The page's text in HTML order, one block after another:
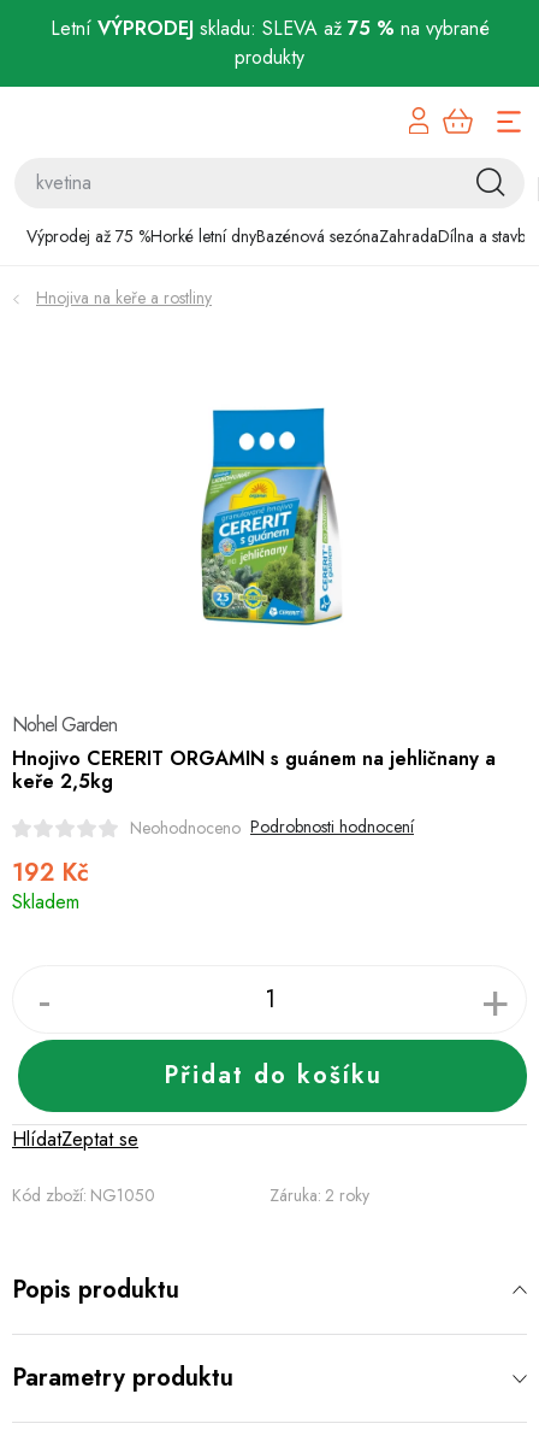
Letní VÝPRODEJskladu: SLEVA až 75 % na vybrané
produkty
Výprodej až 75 %Horké letní dnyBazénová sezónaZahradaDílna a stavba
Bazénová sezóna
Zahrada
Chovatelské potřeby
Dětské zboží a hračky
World Cleanup Day
Akční ceny
Vrácení a reklamace
Hnojiva na keře a rostliny
192 Kč
Skladem
Přidat do košíku
Kód zboží: NG1050 Záruka: 2 roky
Zeptat se
Hlídat
Nohel Garden
Hnojivo CERERIT ORGAMIN s guánem na jehličnany a
keře 2,5kg
Neohodnoceno Podrobnosti hodnocení
Popis produktu
Parametry produktu